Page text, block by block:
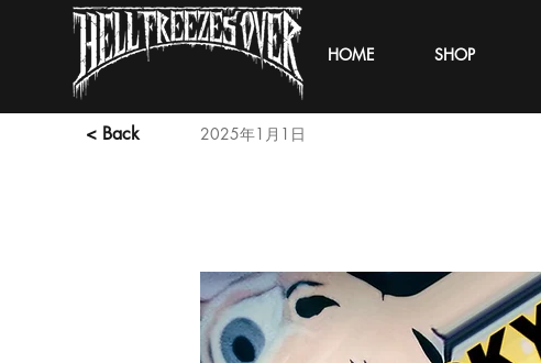
HOME SHOP
< Back 2025年1月1日